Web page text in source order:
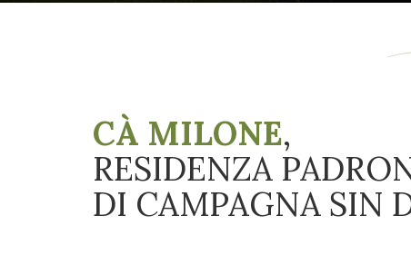
CÀ MILONE,
RESIDENZA
DI CAMPAGNA SIN